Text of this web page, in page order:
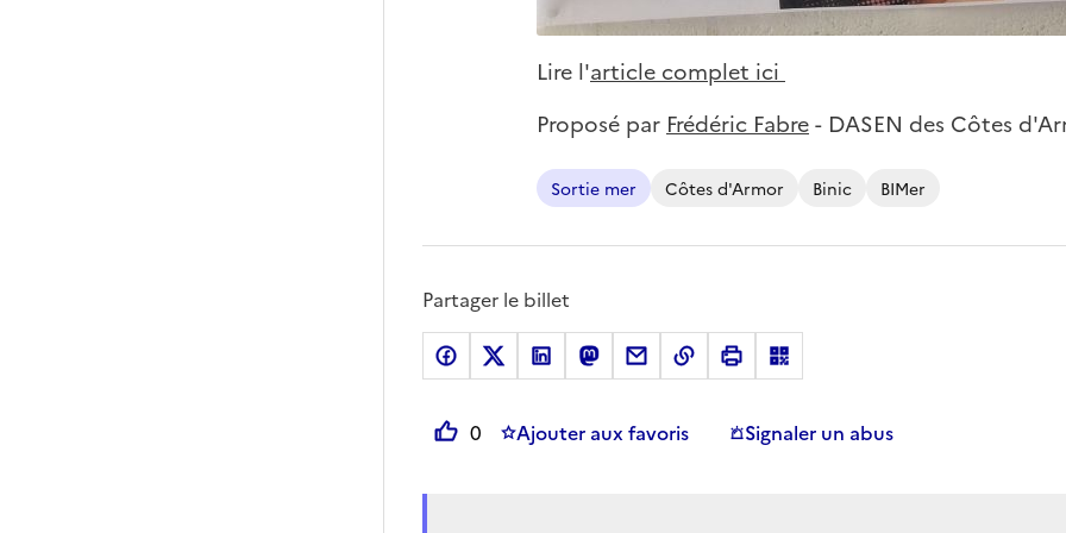
Lire l'article complet ici
Proposé par Frédéric Fabre - DASEN des Côtes
Sortie mer Côtes d'Armor Binic BIMer
Partager le billet
0 Ajouter aux favoris Signaler un abus